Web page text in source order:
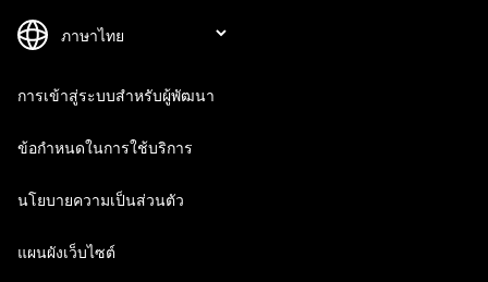
การเข้าสู่ระบบสำหรับผู้พัฒนา
ข้อกำหนดในการใช้บริการ
นโยบายความเป็นส่วนตัว
แผนผังเว็บไซต์